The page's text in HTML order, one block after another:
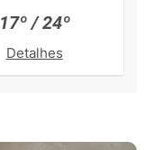
17º / 24º
Detalhes